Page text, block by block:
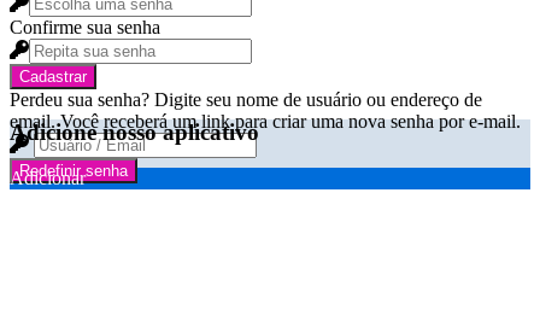
Confirme sua senha
Cadastrar
Perdeu sua senha? Digite seu nome de usuário ou endereço de
email. Você receberá um link para criar uma nova senha por e-mail.
Redefinir senha
Adicione nosso aplicativo
Adicionar